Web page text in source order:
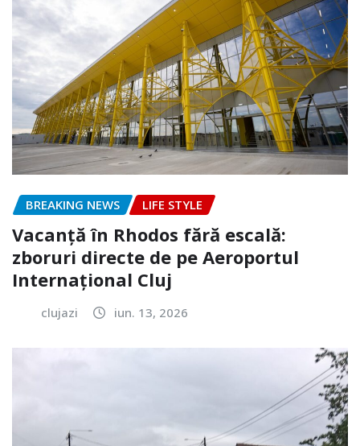
BREAKING NEWS LIFE STYLE
Vacanță în Rhodos fără escală:
zboruri directe de pe Aeroportul
Internațional Cluj
clujazi iun. 13, 2026